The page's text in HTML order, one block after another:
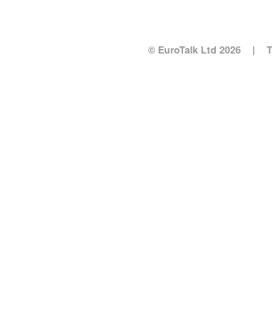
© EuroTalk Ltd 2026 |